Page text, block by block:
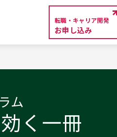
転職・キャリア開発
お申し込み
ム
く一冊